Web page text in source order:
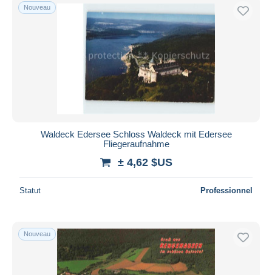
Nouveau
Waldeck Edersee Schloss Waldeck mit Edersee
Fliegeraufnahme
± 4,62 $US
Statut Professionnel
Nouveau